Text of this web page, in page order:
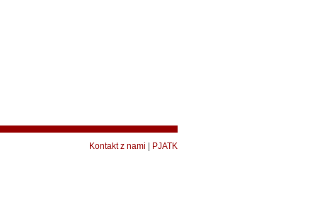
Kontakt z nami PJATK